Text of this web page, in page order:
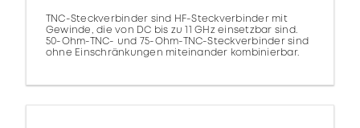
TNC-Steckverbinder sind HF-Steckverbinder mit
Gewinde, die von DC bis zu 11 GHz einsetzbar sind.
50-Ohm-TNC- und 75-Ohm-TNC-Steckverbinder sind
ohne Einschränkungen miteinander kombinierbar.